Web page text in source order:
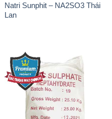
Natri Sunphit – NA2SO3 Thái
Lan